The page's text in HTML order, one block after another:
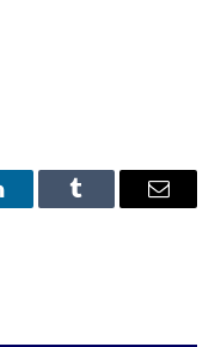
Tumblr
E-